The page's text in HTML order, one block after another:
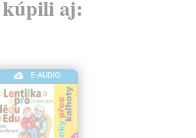
kúpili aj:
E-AUDIO